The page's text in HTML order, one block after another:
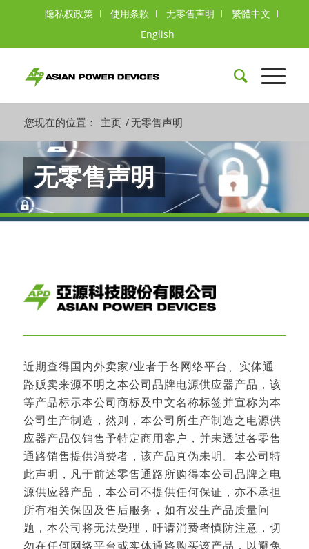
隐私权政策 使用条款 无零售声明
繁體中文
English
您现在的位置： 主页 /无零售声明
无零售声明
近期查得国内外卖家/业者于各网络平台、实体通
路贩卖来源不明之本公司品牌电源供应器产品，该
等产品标示本公司商标及中文名称标签并宣称为本
公司生产制造，然则，本公司所生产制造之电源供
应器产品仅销售予特定商用客户，并未透过各零售
通路销售提供消费者，该产品真伪未明。本公司特
此声明，凡于前述零售通路所购得本公司品牌之电
源供应器产品，本公司不提供任何保证，亦不承担
所有相关保固及售后服务，如有发生产品质量问
题，本公司将无法受理，吁请消费者慎防注意，切
勿在任何网络平台或实体通路购买该产品，以避免